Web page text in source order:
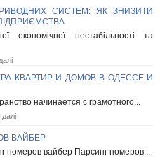
СИСТЕМ: ЯК ЗНИЗИТИ
економічної нестабільності та
КВАРТИР И ДОМОВ В ОДЕССЕ И
начинается с грамотного...
ВАЙБЕР
номеров вайбер Парсинг номеров...